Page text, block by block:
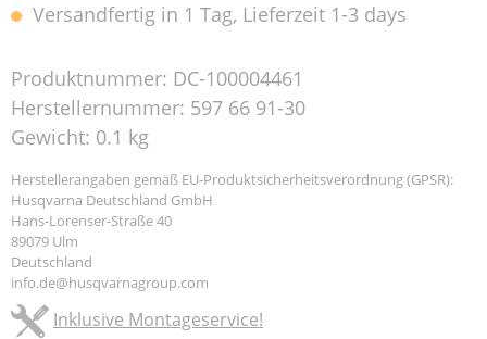
Versandfertig in 1 Tag, Lieferzeit 1-3 days
Produktnummer: DC-100004461
Herstellernummer: 597 66 91-30
Gewicht: 0.1 kg
Herstellerangaben gemäß EU-Produktsicherheitsverordnung (GPSR):
Husqvarna Deutschland GmbH
Hans-Lorenser-Straße 40
89079 Ulm
Deutschland
info.de@husqvarnagroup.com
Inklusive Montageservice!